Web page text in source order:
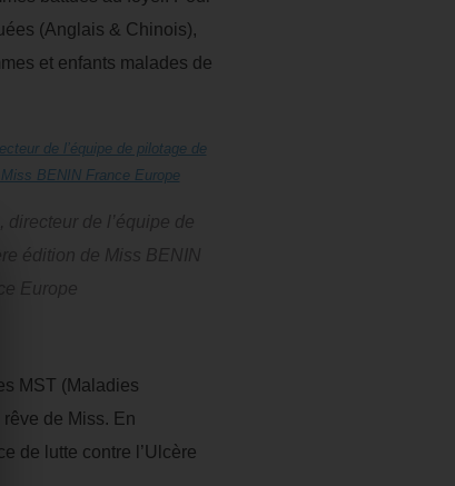
(Anglais & Chinois),
et enfants malades de
de l’équipe de
édition de Miss BENIN
Europe
MST (Maladies
de Miss. En
de lutte contre l’Ulcère